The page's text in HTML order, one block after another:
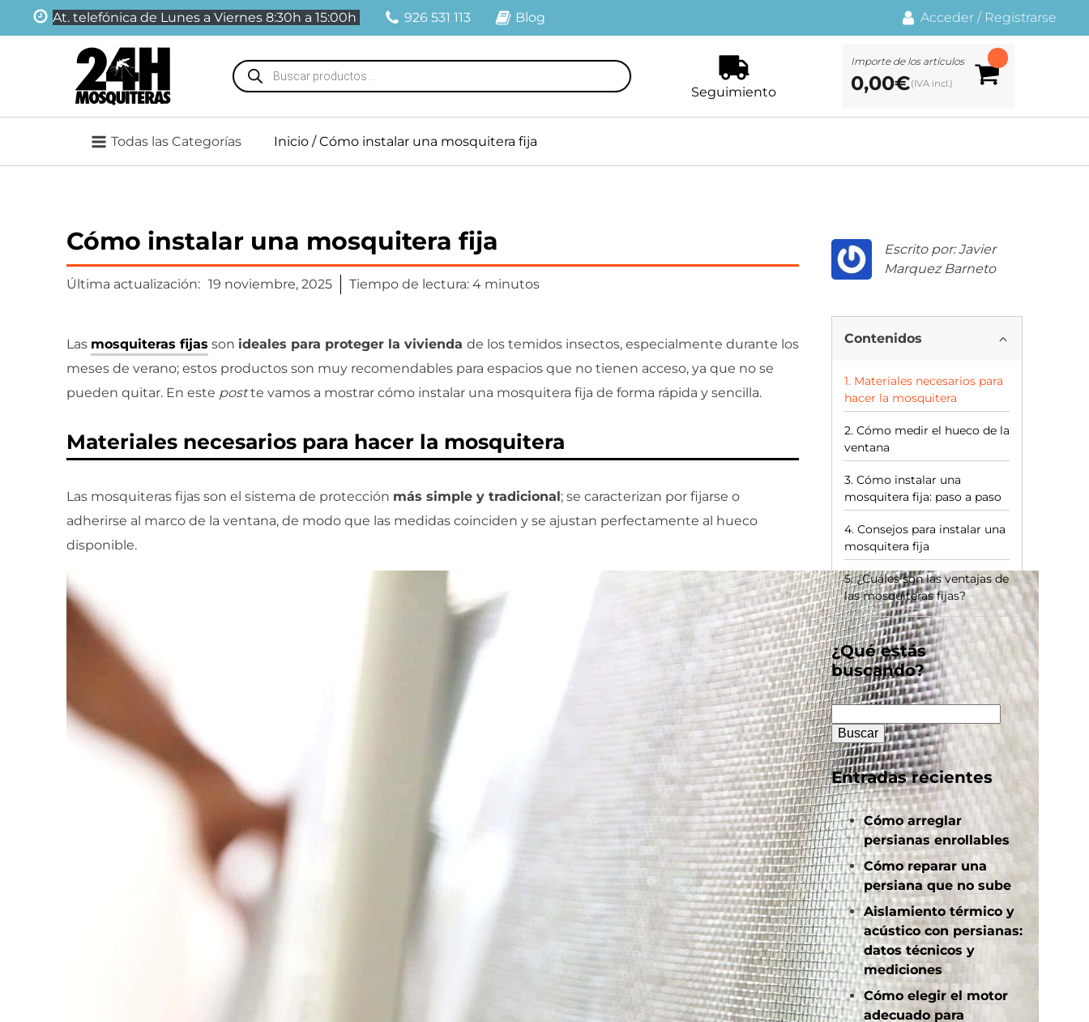
At. telefónica de Lunes a Viernes 8:30h a 15:00h 926 531 113 Blog Acceder / Registrarse
Búsqueda
de
Seguimiento
Importe de los artículos
0,00€
Todas las Categorías Inicio / Cómo instalar una mosquitera fija
Cómo instalar una mosquitera fija
Última actualización: 19 noviembre, 2025 Tiempo de lectura: 4 minutos
Las mosquiteras fijas son ideales para proteger la vivienda de los temidos insectos, especialmente durante los
meses de verano; estos productos son muy recomendables para espacios que no tienen acceso, ya que no se
pueden quitar. En este postte vamos a mostrar cómo instalar una mosquitera fija de forma rápida y sencilla.
Materiales necesarios para hacer la mosquitera
Las mosquiteras fijas son el sistema de protección más simple y tradicional; se caracterizan por fijarse o
adherirse al marco de la ventana, de modo que las medidas coinciden y se ajustan perfectamente al hueco
disponible.
Escrito por: Javier
Marquez Barneto
Contenidos
Materiales necesarios para
hacer la mosquitera
Cómo medir el hueco de la
ventana
Cómo instalar una
mosquitera fija: paso a paso
Consejos para instalar una
mosquitera fija
¿Cuáles son las ventajas de
las mosquiteras fijas?
¿Qué estás
buscando?
Buscar:
Entradas recientes
Cómo arreglar
persianas enrollables
Cómo reparar una
persiana que no sube
Aislamiento térmico y
acústico con persianas:
datos técnicos y
mediciones
Cómo elegir el motor
adecuado para